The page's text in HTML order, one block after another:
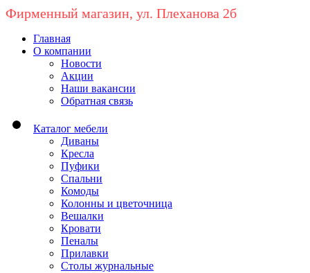
Фирменный магазин, ул. Плеханова 2б
Главная
О компании
Новости
Акции
Наши вакансии
Обратная связь
Каталог мебели
Диваны
Кресла
Пуфики
Спальни
Комоды
Колонны и цветочница
Вешалки
Кровати
Пеналы
Прилавки
Столы журнальные